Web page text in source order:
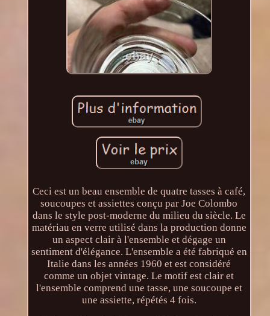
Ceci est un beau ensemble de quatre tasses à café,
soucoupes et assiettes conçu par Joe Colombo
dans le style post-moderne du milieu du siècle. Le
matériau en verre utilisé dans la production donne
un aspect clair à l'ensemble et dégage un
sentiment d'élégance. L'ensemble a été fabriqué en
Italie dans les années 1960 et est considéré
comme un objet vintage. Le motif est clair et
l'ensemble comprend une tasse, une soucoupe et
une assiette, répétés 4 fois.